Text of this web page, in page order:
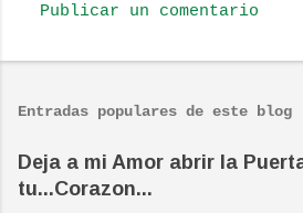
Publicar un comentario
Entradas populares de este blog
Deja a mi Amor abrir la
tu...Corazon...